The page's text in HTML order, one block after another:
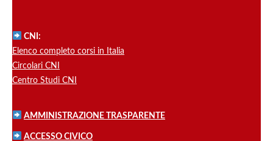
CNI:
Elenco completo corsi in Italia
Circolari CNI
Centro Studi CNI
AMMINISTRAZIONE TRASPARENTE
ACCESSO CIVICO